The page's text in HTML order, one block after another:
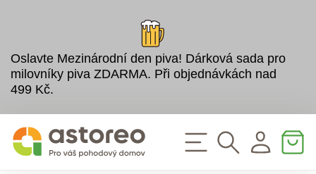
Oslavte Mezinárodní den piva! Dárková sada pro
milovníky piva ZDARMA. Při objednávkách nad
499 Kč.